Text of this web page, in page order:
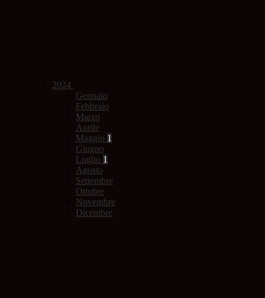
2024
Gennaio
Febbraio
Marzo
Aprile
Maggio 1
Giugno
Luglio 1
Agosto
Settembre
Ottobre
Novembre
Dicembre